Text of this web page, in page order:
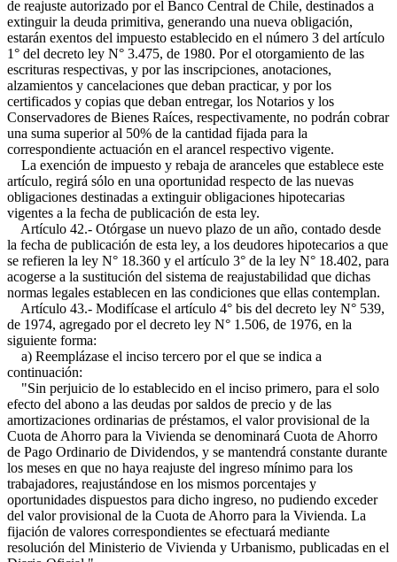
de reajuste autorizado por el Banco Central de Chile, destinados a
extinguir la deuda primitiva, generando una nueva obligación,
estarán exentos del impuesto establecido en el número 3 del artículo
1° del decreto ley N° 3.475, de 1980. Por el otorgamiento de las
escrituras respectivas, y por las inscripciones, anotaciones,
alzamientos y cancelaciones que deban practicar, y por los
certificados y copias que deban entregar, los Notarios y los
Conservadores de Bienes Raíces, respectivamente, no podrán cobrar
una suma superior al 50% de la cantidad fijada para la
correspondiente actuación en el arancel respectivo vigente.
La exención de impuesto y rebaja de aranceles que establece este
artículo, regirá sólo en una oportunidad respecto de las nuevas
obligaciones destinadas a extinguir obligaciones hipotecarias
vigentes a la fecha de publicación de esta ley.
Artículo 42.- Otórgase un nuevo plazo de un año, contado desde
la fecha de publicación de esta ley, a los deudores hipotecarios a que
se refieren la ley N° 18.360 y el artículo 3° de la ley N° 18.402, para
acogerse a la sustitución del sistema de reajustabilidad que dichas
normas legales establecen en las condiciones que ellas contemplan.
Artículo 43.- Modifícase el artículo 4° bis del decreto ley N° 539,
de 1974, agregado por el decreto ley N° 1.506, de 1976, en la
siguiente forma:
a) Reemplázase el inciso tercero por el que se indica a
continuación:
"Sin perjuicio de lo establecido en el inciso primero, para el solo
efecto del abono a las deudas por saldos de precio y de las
amortizaciones ordinarias de préstamos, el valor provisional de la
Cuota de Ahorro para la Vivienda se denominará Cuota de Ahorro
de Pago Ordinario de Dividendos, y se mantendrá constante durante
los meses en que no haya reajuste del ingreso mínimo para los
trabajadores, reajustándose en los mismos porcentajes y
oportunidades dispuestos para dicho ingreso, no pudiendo exceder
del valor provisional de la Cuota de Ahorro para la Vivienda. La
fijación de valores correspondientes se efectuará mediante
resolución del Ministerio de Vivienda y Urbanismo, publicadas en el